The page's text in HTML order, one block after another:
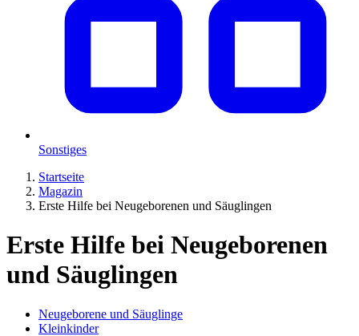
Sonstiges
Startseite
Magazin
Erste Hilfe bei Neugeborenen und Säuglingen
Erste Hilfe bei Neugeborenen
und Säuglingen
Neugeborene und Säuglinge
Kleinkinder